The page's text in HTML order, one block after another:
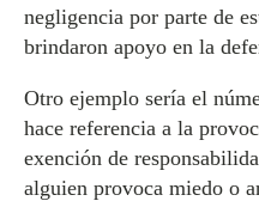
negligencia por parte de
brindaron apoyo en la
Otro ejemplo sería el
hace referencia a la
exención de
alguien provoca miedo o